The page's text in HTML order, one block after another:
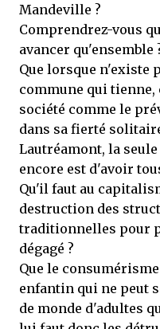
Mandeville ?
Comprendrez-vous
avancer qu'ensemble
Que lorsque n'existe
commune qui
société comme le
dans sa fierté
Lautréamont, la
encore est d'avoir
Qu'il faut au
destruction des
traditionnelles pour
dégagé ?
Que le
enfantin qui ne peut
de monde d'adultes